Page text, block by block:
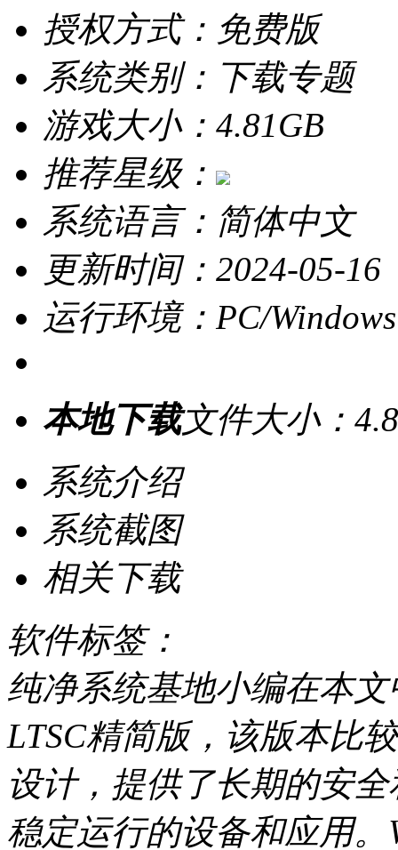
授权方式：免费版
系统类别：下载专题
游戏大小：4.81GB
推荐星级：
系统语言：简体中文
更新时间：2024-05-16
运行环境：PC/Windows
本地下载文件大小：
系统介绍
系统截图
相关下载
软件标签：
纯净系统基地小编在本
LTSC精简版，该版本比
设计，提供了长期的安
稳定运行的设备和应用。